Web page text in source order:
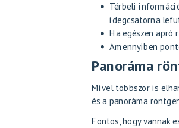
Térbeli
idegcsatorna
Ha egészen apró
Amennyiben
Panoráma
Mivel többször is
és a panoráma
Fontos, hogy vannak